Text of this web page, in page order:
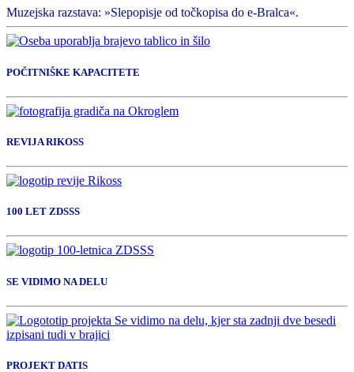
Muzejska razstava: »Slepopisje od točkopisa do e-Bralca«.
POČITNIŠKE KAPACITETE
REVIJA RIKOSS
100 LET ZDSSS
SE VIDIMO NA DELU
PROJEKT DATIS